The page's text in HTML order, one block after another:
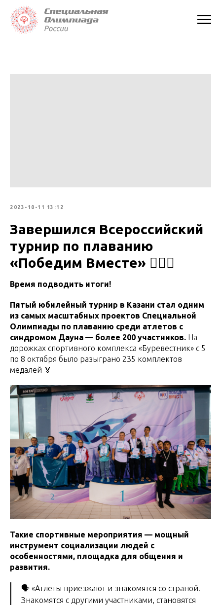
2023-10-11 13:12
Завершился Всероссийский
турнир по плаванию
«Победим Вместе» 🏊🏼‍♀
Время подводить итоги!
Пятый юбилейный турнир в Казани стал одним
из самых масштабных проектов Специальной
Олимпиады по плаванию среди атлетов с
синдромом Дауна — более 200 участников. На
дорожках спортивного комплекса «Буревестник» с 5
по 8 октября было разыграно 235 комплектов
медалей 🏅
Такие спортивные мероприятия — мощный
инструмент социализации людей с
особенностями, площадка для общения и
развития.
🗣 «Атлеты приезжают и знакомятся со страной.
Знакомятся с другими участниками, становятся